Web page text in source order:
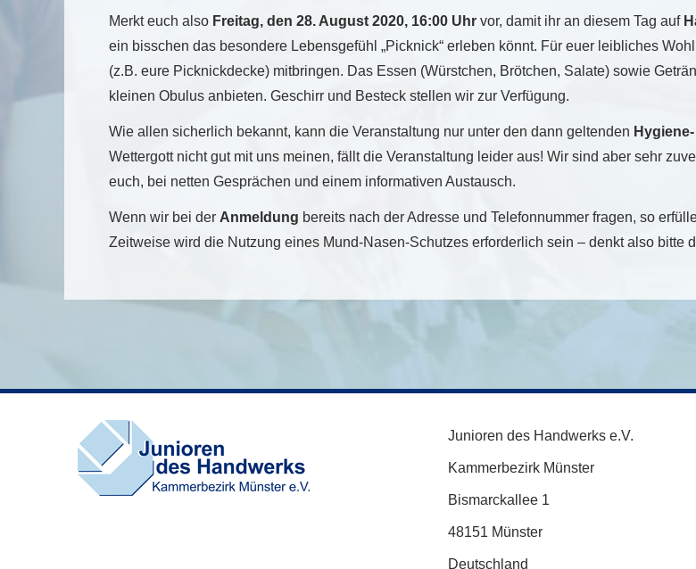
Merkt euch also Freitag, den 28. August 2020, 16:00 Uhr vor, damit ihr an diesem Tag auf
ein bisschen das besondere Lebensgefühl „Picknick“ erleben könnt. Für euer leibliches
(z.B. eure Picknickdecke) mitbringen. Das Essen (Würstchen, Brötchen, Salate) sowie
kleinen Obulus anbieten. Geschirr und Besteck stellen wir zur Verfügung.
Wie allen sicherlich bekannt, kann die Veranstaltung nur unter den dann geltenden
Wettergott nicht gut mit uns meinen, fällt die Veranstaltung leider aus! Wir sind aber sehr
euch, bei netten Gesprächen und einem informativen Austausch.
Wenn wir bei der Anmeldung bereits nach der Adresse und Telefonnummer fragen, so
Zeitweise wird die Nutzung eines Mund-Nasen-Schutzes erforderlich sein – denkt also bitte
Junioren des Handwerks e.V.
Kammerbezirk Münster
Bismarckallee 1
48151 Münster
Deutschland